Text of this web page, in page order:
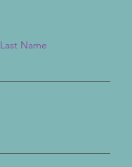
Last Name